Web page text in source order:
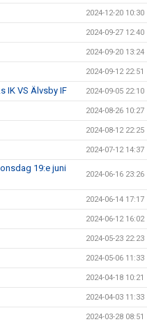
2024-12-20 10:30
2024-09-27 12:40
2024-09-20 13:24
2024-09-12 22:51
IK VS Älvsby IF 2024-09-05 22:10
2024-08-26 10:27
2024-08-12 22:25
2024-07-12 14:37
19:e juni
2024-06-16 23:26
2024-06-14 17:17
2024-06-12 16:02
2024-05-23 22:23
2024-05-06 11:33
2024-04-18 10:21
2024-04-03 11:33
2024-03-28 08:51